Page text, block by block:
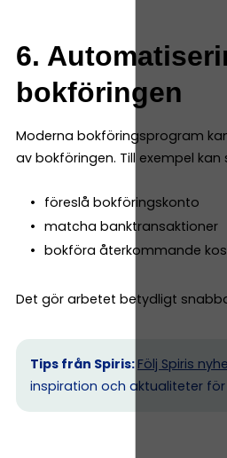
6.
bokföringen
Moderna bokföringsprogram
av bokföringen. Till exempel kan
föreslå bokföringskonto
matcha banktransaktioner
bokföra återkommande
Det gör arbetet betydligt
Tips från Spiris: Följ Spiris
inspiration och aktualiteter